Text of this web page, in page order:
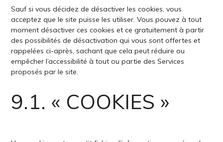
Sauf si vous décidez de désactiver les cookies, vous
acceptez que le site puisse les utiliser. Vous pouvez à tout
moment désactiver ces cookies et ce gratuitement à partir
des possibilités de désactivation qui vous sont offertes et
rappelées ci-après, sachant que cela peut réduire ou
empêcher l’accessibilité à tout ou partie des Services
proposés par le site.
9.1. « COOKIES »